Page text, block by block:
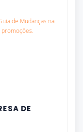
de Mudanças na
DE